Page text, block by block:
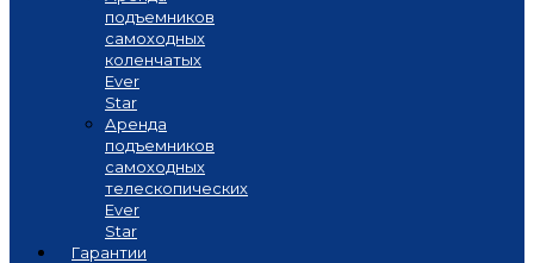
подъемников
самоходных
коленчатых
Ever
Star
Аренда
подъемников
самоходных
телескопических
Ever
Star
Гарантии